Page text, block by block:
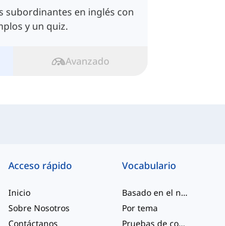
subordinantes en inglés con
y un quiz.
Avanzado
Acceso rápido
Inicio
Sobre Nosotros
Contáctanos
Vocabulario
Basado en el nivel
Por tema
Pruebas de competencia